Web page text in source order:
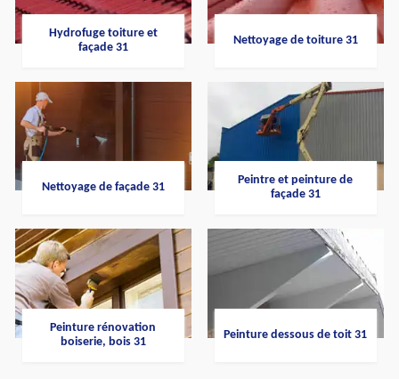
Hydrofuge toiture et
façade 31
Nettoyage de toiture 31
Nettoyage de façade 31
Peintre et peinture de
façade 31
Peinture rénovation
boiserie, bois 31
Peinture dessous de toit 31